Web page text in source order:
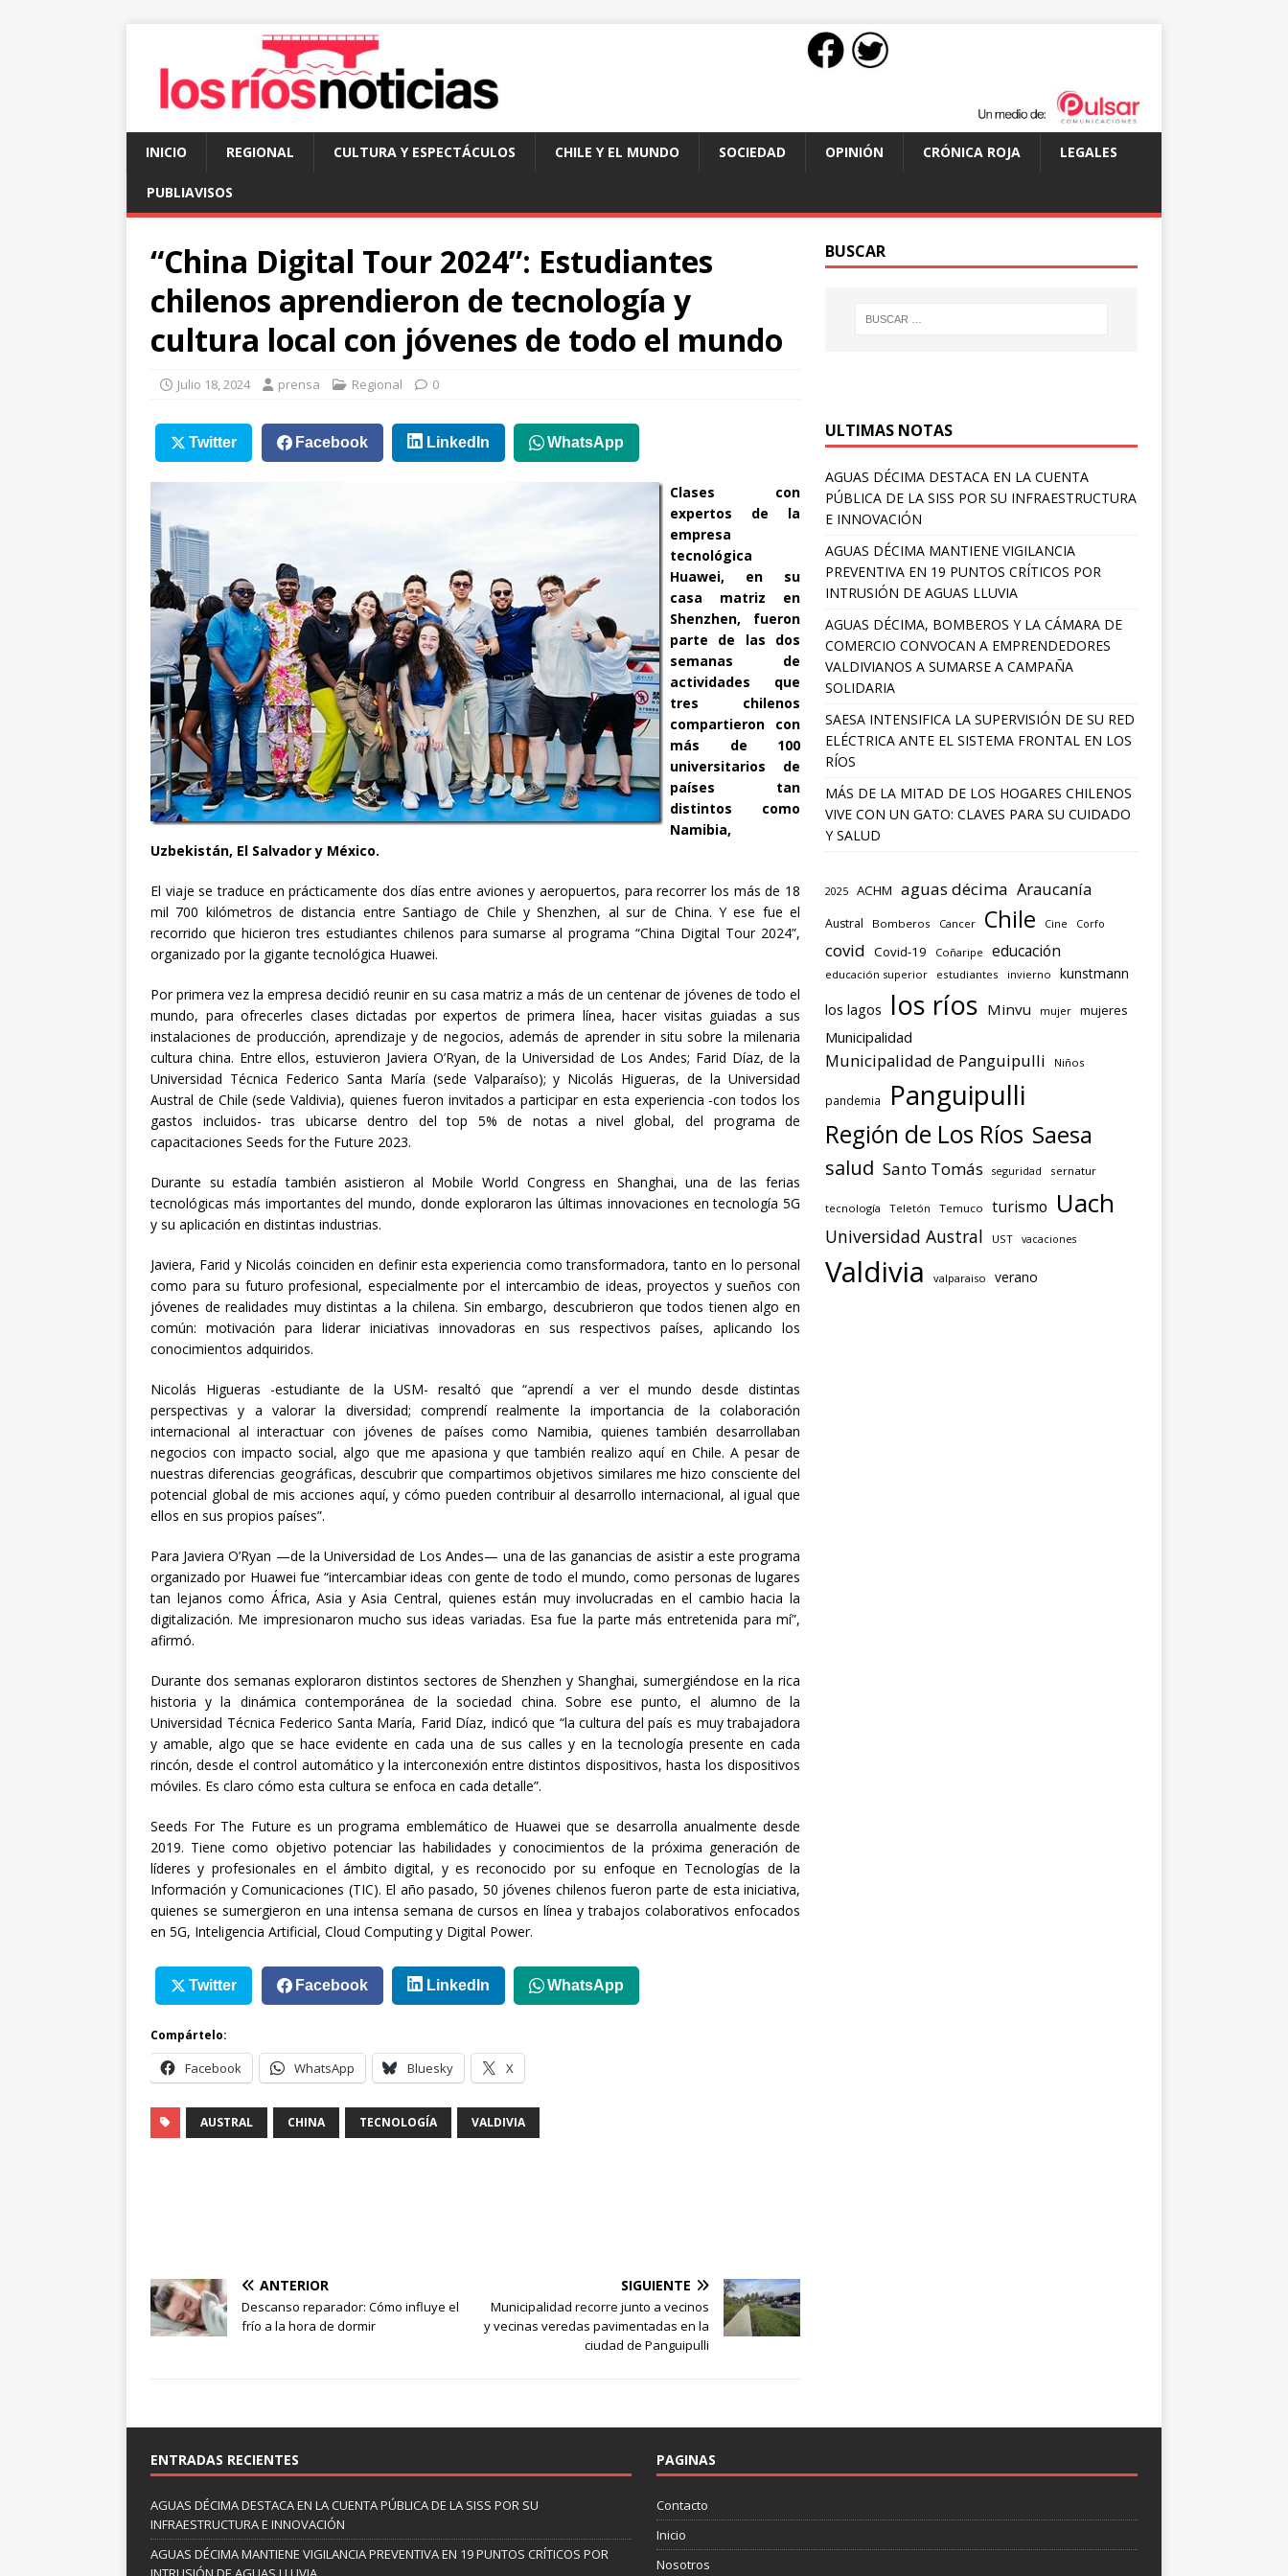
INICIO REGIONAL CULTURA Y ESPECTÁCULOS CHILE Y EL MUNDO SOCIEDAD OPINIÓN CRÓNICA ROJA LEGALES
PUBLIAVISOS
“China Digital Tour 2024”: Estudiantes
chilenos aprendieron de tecnología y
cultura local con jóvenes de todo el mundo
Julio 18, 2024 prensa Regional 0
Twitter Facebook LinkedIn WhatsApp
Clases con
expertos de la
empresa
tecnológica
Huawei, en su
casa matriz en
Shenzhen, fueron
parte de las dos
semanas de
actividades que
tres chilenos
compartieron con
más de 100
universitarios de
países tan
distintos como
Namibia,
Uzbekistán, El Salvador y México.
El viaje se traduce en prácticamente dos días entre aviones y aeropuertos, para recorrer los más de 18
mil 700 kilómetros de distancia entre Santiago de Chile y Shenzhen, al sur de China. Y ese fue el
recorrido que hicieron tres estudiantes chilenos para sumarse al programa “China Digital Tour 2024”,
organizado por la gigante tecnológica Huawei.
Por primera vez la empresa decidió reunir en su casa matriz a más de un centenar de jóvenes de todo el
mundo, para ofrecerles clases dictadas por expertos de primera línea, hacer visitas guiadas a sus
instalaciones de producción, aprendizaje y de negocios, además de aprender in situ sobre la milenaria
cultura china. Entre ellos, estuvieron Javiera O’Ryan, de la Universidad de Los Andes; Farid Díaz, de la
Universidad Técnica Federico Santa María (sede Valparaíso); y Nicolás Higueras, de la Universidad
Austral de Chile (sede Valdivia), quienes fueron invitados a participar en esta experiencia -con todos los
gastos incluidos- tras ubicarse dentro del top 5% de notas a nivel global, del programa de
capacitaciones Seeds for the Future 2023.
Durante su estadía también asistieron al Mobile World Congress en Shanghai, una de las ferias
tecnológicas más importantes del mundo, donde exploraron las últimas innovaciones en tecnología 5G
y su aplicación en distintas industrias.
Javiera, Farid y Nicolás coinciden en definir esta experiencia como transformadora, tanto en lo personal
como para su futuro profesional, especialmente por el intercambio de ideas, proyectos y sueños con
jóvenes de realidades muy distintas a la chilena. Sin embargo, descubrieron que todos tienen algo en
común: motivación para liderar iniciativas innovadoras en sus respectivos países, aplicando los
conocimientos adquiridos.
Nicolás Higueras -estudiante de la USM- resaltó que “aprendí a ver el mundo desde distintas
perspectivas y a valorar la diversidad; comprendí realmente la importancia de la colaboración
internacional al interactuar con jóvenes de países como Namibia, quienes también desarrollaban
negocios con impacto social, algo que me apasiona y que también realizo aquí en Chile. A pesar de
nuestras diferencias geográficas, descubrir que compartimos objetivos similares me hizo consciente del
potencial global de mis acciones aquí, y cómo pueden contribuir al desarrollo internacional, al igual que
ellos en sus propios países”.
Para Javiera O’Ryan —de la Universidad de Los Andes— una de las ganancias de asistir a este programa
organizado por Huawei fue “intercambiar ideas con gente de todo el mundo, como personas de lugares
tan lejanos como África, Asia y Asia Central, quienes están muy involucradas en el cambio hacia la
digitalización. Me impresionaron mucho sus ideas variadas. Esa fue la parte más entretenida para mí”,
afirmó.
Durante dos semanas exploraron distintos sectores de Shenzhen y Shanghai, sumergiéndose en la rica
historia y la dinámica contemporánea de la sociedad china. Sobre ese punto, el alumno de la
Universidad Técnica Federico Santa María, Farid Díaz, indicó que “la cultura del país es muy trabajadora
y amable, algo que se hace evidente en cada una de sus calles y en la tecnología presente en cada
rincón, desde el control automático y la interconexión entre distintos dispositivos, hasta los dispositivos
móviles. Es claro cómo esta cultura se enfoca en cada detalle”.
Seeds For The Future es un programa emblemático de Huawei que se desarrolla anualmente desde
2019. Tiene como objetivo potenciar las habilidades y conocimientos de la próxima generación de
líderes y profesionales en el ámbito digital, y es reconocido por su enfoque en Tecnologías de la
Información y Comunicaciones (TIC). El año pasado, 50 jóvenes chilenos fueron parte de esta iniciativa,
quienes se sumergieron en una intensa semana de cursos en línea y trabajos colaborativos enfocados
en 5G, Inteligencia Artificial, Cloud Computing y Digital Power.
Twitter Facebook LinkedIn WhatsApp
Compártelo:
Facebook WhatsApp Bluesky X
AUSTRAL CHINA TECNOLOGÍA VALDIVIA
ANTERIOR
Descanso reparador: Cómo influye el
frío a la hora de dormir
SIGUIENTE
Municipalidad recorre junto a vecinos
y vecinas veredas pavimentadas en la
ciudad de Panguipulli
BUSCAR
ULTIMAS NOTAS
AGUAS DÉCIMA DESTACA EN LA CUENTA
PÚBLICA DE LA SISS POR SU INFRAESTRUCTURA
E INNOVACIÓN
AGUAS DÉCIMA MANTIENE VIGILANCIA
PREVENTIVA EN 19 PUNTOS CRÍTICOS POR
INTRUSIÓN DE AGUAS LLUVIA
AGUAS DÉCIMA, BOMBEROS Y LA CÁMARA DE
COMERCIO CONVOCAN A EMPRENDEDORES
VALDIVIANOS A SUMARSE A CAMPAÑA
SOLIDARIA
SAESA INTENSIFICA LA SUPERVISIÓN DE SU RED
ELÉCTRICA ANTE EL SISTEMA FRONTAL EN LOS
RÍOS
MÁS DE LA MITAD DE LOS HOGARES CHILENOS
VIVE CON UN GATO: CLAVES PARA SU CUIDADO
Y SALUD
2025 ACHM aguas décima Araucanía
Austral Bomberos Cancer Chile Cine Corfo
covid Covid-19 Coñaripe educación
educación superior estudiantes invierno kunstmann
los lagos los ríos Minvu mujer mujeres
Municipalidad
Municipalidad de Panguipulli Niños
pandemia Panguipulli
Región de Los Ríos Saesa
salud Santo Tomás seguridad sernatur
tecnología Teletón Temuco turismo Uach
Universidad Austral UST vacaciones
Valdivia valparaiso verano
ENTRADAS RECIENTES
AGUAS DÉCIMA DESTACA EN LA CUENTA PÚBLICA DE LA SISS POR SU
INFRAESTRUCTURA E INNOVACIÓN
AGUAS DÉCIMA MANTIENE VIGILANCIA PREVENTIVA EN 19 PUNTOS CRÍTICOS POR
PAGINAS
Contacto
Inicio
Nosotros